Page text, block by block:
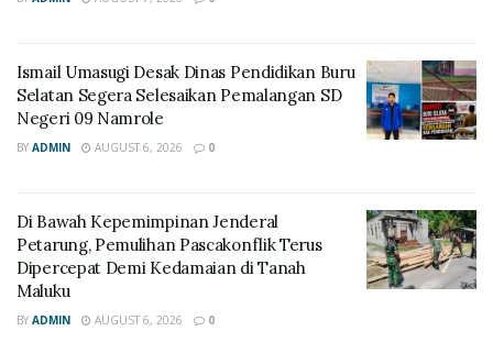
Ismail Umasugi Desak Dinas Pendidikan Buru
Selatan Segera Selesaikan Pemalangan SD
Negeri 09 Namrole
BY ADMIN AUGUST 6, 2026 0
Di Bawah Kepemimpinan Jenderal
Petarung, Pemulihan Pascakonflik Terus
Dipercepat Demi Kedamaian di Tanah
Maluku
BY ADMIN AUGUST 6, 2026 0